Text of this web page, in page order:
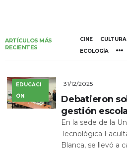
ARTÍCULOS MÁS
RECIENTES
CINE CULTURA
ECOLOGÍA
EDUCACI
ÓN
31/12/2025
Debatieron
gestión
En la sede de la
Tecnológica
Blanca, se llevó a